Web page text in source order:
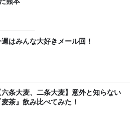
週はみんな大好きメール回！
六条大麦、二条大麦】意外と知らない
麦茶』飲み比べてみた！